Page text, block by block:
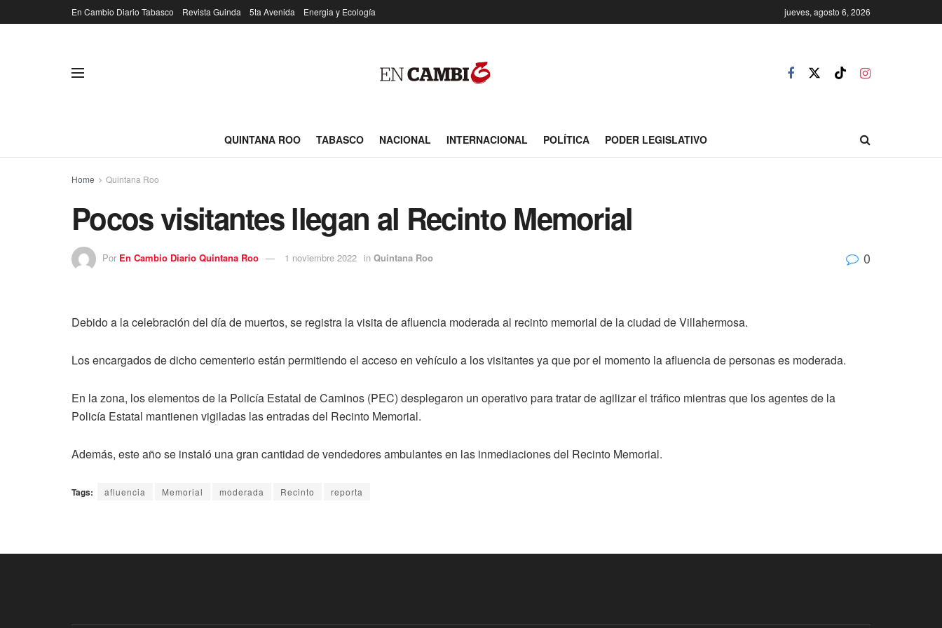
En Cambio Diario Tabasco Revista Guinda 5ta Avenida Energia y Ecología jueves, agosto 6, 2026
QUINTANA ROO TABASCO NACIONAL INTERNACIONAL POLÍTICA PODER LEGISLATIVO
Home Quintana Roo
Pocos visitantes llegan al Recinto Memorial
Por En Cambio Diario Quintana Roo 1 noviembre 2022 in Quintana Roo 0
Debido a la celebración del día de muertos, se registra la visita de afluencia moderada al recinto memorial de la ciudad de Villahermosa.
Los encargados de dicho cementerio están permitiendo el acceso en vehículo a los visitantes ya que por el momento la afluencia de personas es moderada.
En la zona, los elementos de la Policía Estatal de Caminos (PEC) desplegaron un operativo para tratar de agilizar el tráfico mientras que los agentes de la
Policía Estatal mantienen vigiladas las entradas del Recinto Memorial.
Además, este año se instaló una gran cantidad de vendedores ambulantes en las inmediaciones del Recinto Memorial.
Tags: afluencia Memorial moderada Recinto reporta